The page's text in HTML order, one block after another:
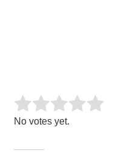
Rate this item:
No votes yet.